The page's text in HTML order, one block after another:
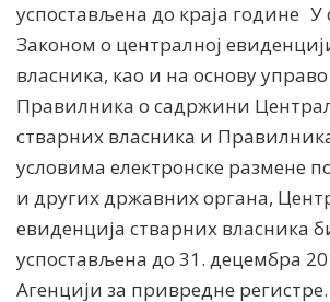
успостављена до краја године У
Законом о централној
власника, као и на основу
Правилника о садржини
стварних власника и
условима електронске размене
и других државних органа,
евиденција стварних власника
успостављена до 31. децембра
Агенцији за привредне